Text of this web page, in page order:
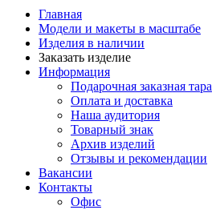
Главная
Модели и макеты в масштабе
Изделия в наличии
Заказать изделие
Информация
Подарочная заказная тара
Оплата и доставка
Наша аудитория
Товарный знак
Архив изделий
Отзывы и рекомендации
Вакансии
Контакты
Офис